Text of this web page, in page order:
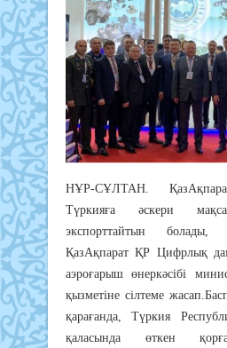
НҰР-СҰЛТАН.
Түркияға әскери
экспорттайтын болады,
ҚазАқпарат ҚР Цифрлық
аэроғарыш өнеркәсібі
қызметіне сілтеме
қарағанда, Түркия
қаласында өткен